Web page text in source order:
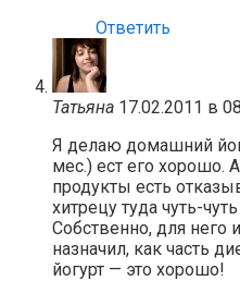
Ответить
Татьяна 17.02.2011 в
Я делаю домашний
мес.) ест его хорошо.
продукты есть
хитрецу туда чуть-
Собственно, для него
назначил, как часть
йогурт — это хорошо!